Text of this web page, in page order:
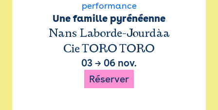
performance
Une famille pyrénéenne
Nans Laborde-Jourdàa
Cie TORO TORO
03 → 06 nov.
Réserver